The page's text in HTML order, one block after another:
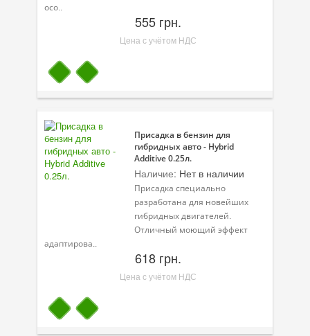
Садовая программа
Промышленная программа
Технологические жидкости
осо..
555 грн.
Цена с учётом НДС
Присадка в бензин для
гибридных авто - Hybrid
Additive 0.25л.
Наличие: Нет в наличии
Присадка специально
разработана для новейших
гибридных двигателей.
Отличный моющий эффект
адаптирова..
618 грн.
Цена с учётом НДС